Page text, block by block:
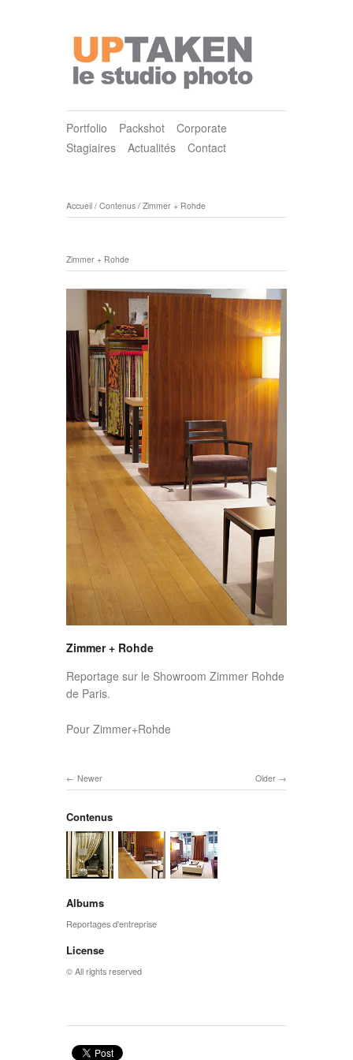
Portfolio Packshot
Corporate
Stagiaires
Actualités Contact
Accueil / Contenus / Zimmer + Rohde
Zimmer + Rohde
Zimmer + Rohde
Reportage sur le Showroom Zimmer Rohde
de Paris.
Pour Zimmer+Rohde
Older
Newer
Contenus
Albums
Reportages d'entreprise
License
© All rights reserved